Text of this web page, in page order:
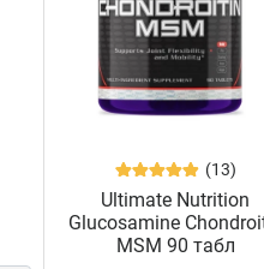
(13)
Ultimate Nutrition
Glucosamine
MSM 90 табл